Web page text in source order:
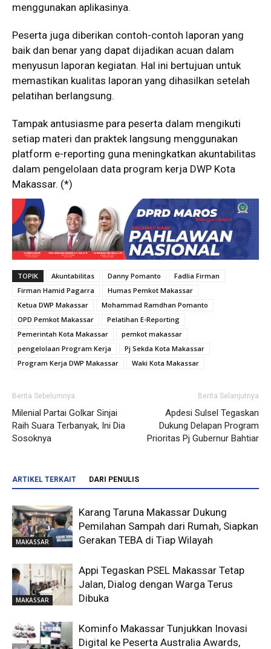
menggunakan aplikasinya.
Peserta juga diberikan contoh-contoh laporan yang
baik dan benar yang dapat dijadikan acuan dalam
menyusun laporan kegiatan. Hal ini bertujuan untuk
memastikan kualitas laporan yang dihasilkan setelah
pelatihan berlangsung.
Tampak antusiasme para peserta dalam mengikuti
setiap materi dan praktek langsung menggunakan
platform e-reporting guna meningkatkan akuntabilitas
dalam pengelolaan data program kerja DWP Kota
Makassar. (*)
TOPIK Akuntabilitas Danny Pomanto
Fadlia Firman
Firman Hamid Pagarra
Humas Pemkot Makassar
Ketua DWP Makassar
Mohammad Ramdhan Pomanto
OPD Pemkot Makassar
Pelatihan E-Reporting
Pemerintah Kota Makassar
pemkot makassar
pengelolaan Program Kerja
Pj Sekda Kota Makassar
Program Kerja DWP Makassar
Waki Kota Makassar
Berita Sebelumnya
Milenial Partai Golkar Sinjai
Raih Suara Terbanyak, Ini Dia
Sosoknya
Berita Selanjutnya
Apdesi Sulsel Tegaskan
Dukung Delapan Program
Prioritas Pj Gubernur Bahtiar
ARTIKEL TERKAIT DARI PENULIS
MAKASSAR
Karang Taruna Makassar Dukung
Pemilahan Sampah dari Rumah, Siapkan
Gerakan TEBA di Tiap Wilayah
MAKASSAR
Appi Tegaskan PSEL Makassar Tetap
Jalan, Dialog dengan Warga Terus
Dibuka
Kominfo Makassar Tunjukkan Inovasi
Digital ke Peserta Australia Awards,